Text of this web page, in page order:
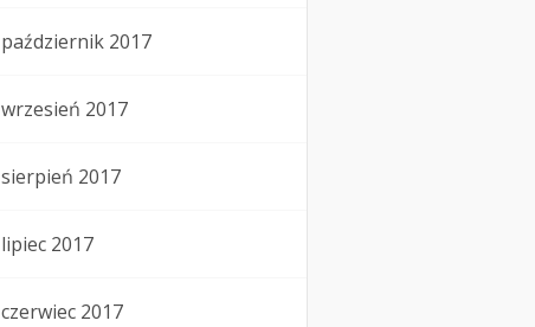
październik 2017
wrzesień 2017
sierpień 2017
lipiec 2017
czerwiec 2017